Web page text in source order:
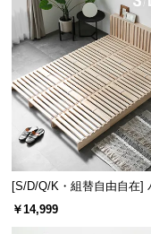
簡単組み立て
組み立ては脚部を
でも簡単にセッテ
[S/D/Q/K・組替自由自在]
ベッド 8/12/16枚セット
￥14,999